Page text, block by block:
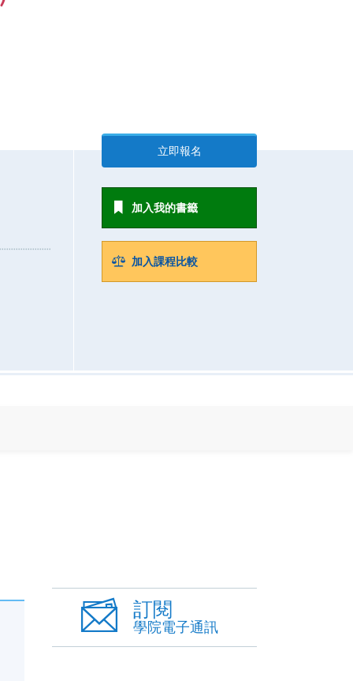
立即報名
加入我的書籤
加入課程比較
訂閱
學院電子通訊